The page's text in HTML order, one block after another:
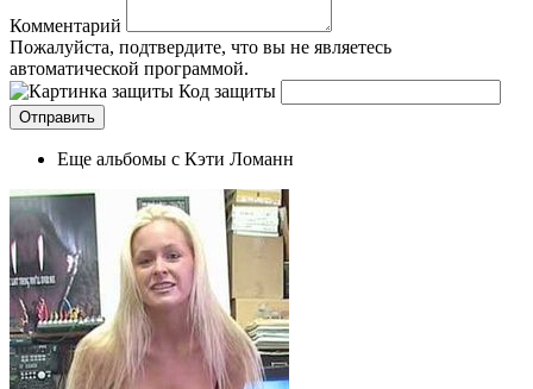
Комментарий
Пожалуйста, подтвердите, что вы не являетесь
автоматической программой.
Код защиты
Еще альбомы с Кэти Ломанн